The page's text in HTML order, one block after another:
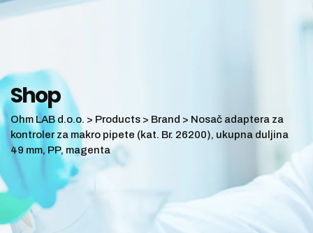
Shop
Ohm LAB d.o.o. > Products > Brand > Nosač adaptera za
kontroler za makro pipete (kat. Br. 26200), ukupna duljina
49 mm, PP, magenta